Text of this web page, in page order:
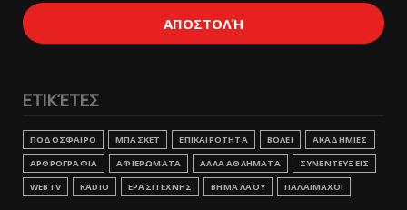
ΕΤΙΚΈΤΕΣ
ΠΟΔΟΣΦΑΙΡΟ ΜΠΑΣΚΕΤ ΕΠΙΚΑΙΡΟΤΗΤΑ ΒΟΛΕΙ
ΑΚΑΔΗΜΙΕΣ
ΑΡΘΡΟΓΡΑΦΙΑ
ΑΦΙΕΡΩΜΑΤΑ ΑΛΛΑ ΑΘΛΗΜΑΤΑ
ΣΥΝΕΝΤΕΥΞΕΙΣ
WEBTV
RADIO ΕΡΑΣΙΤΕΧΝΗΣ ΒΗΜΑ ΛΑΟΥ ΠΑΛΑΙΜΑΧΟΙ